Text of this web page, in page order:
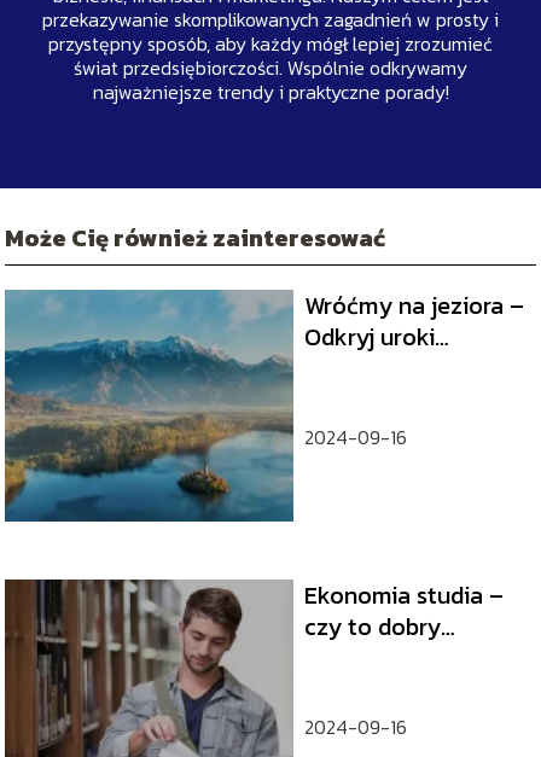
przekazywanie skomplikowanych zagadnień w prosty i
przystępny sposób, aby każdy mógł lepiej zrozumieć
świat przedsiębiorczości. Wspólnie odkrywamy
najważniejsze trendy i praktyczne porady!
Może Cię również zainteresować
Wróćmy na jeziora –
Odkryj uroki
2024-09-16
Ekonomia studia –
czy to dobry
2024-09-16